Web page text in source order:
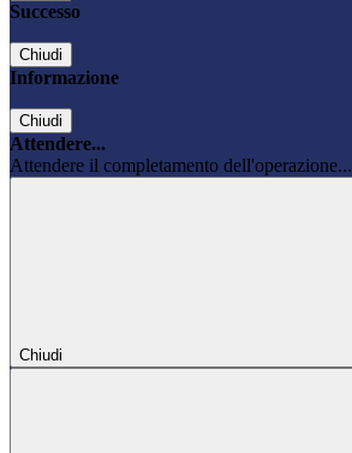
Successo
Chiudi
Informazione
Chiudi
Attendere...
Attendere il completamento dell'operazione...
Chiudi